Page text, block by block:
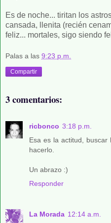
Es de noche... tiritan los
cansada, llenita (recién
feliz... mortales, sigo siendo
Palas a las 9:23 p.m.
Compartir
3 comentarios:
ricbonco 3:18 p.m.
Esa es la actitud,
hacerlo.
Un abrazo :)
Responder
La Morada 12:14 a.m.